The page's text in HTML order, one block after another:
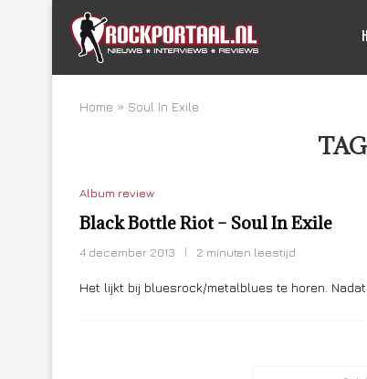
Home » Soul In Exile
Album review
Black Bottle Riot – Soul In Exile
4 december 2013 2 minuten leestijd
Het lijkt bij bluesrock/metalblues te horen.